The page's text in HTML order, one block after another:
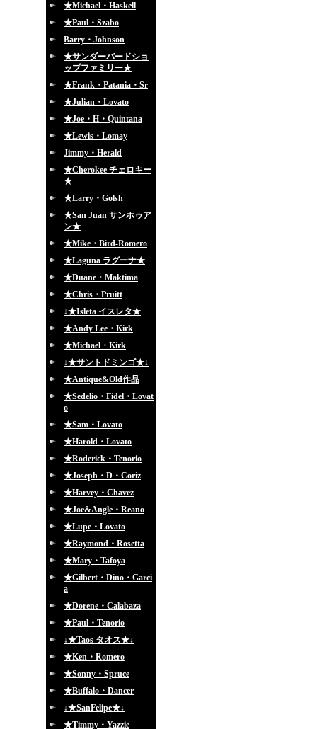
★Michael・Haskell
★Paul・Szabo
Barry・Johnson
★サンダーバードショ
ップファミリー★
★Frank・Patania・Sr
★Julian・Lovato
★Joe・H・Quintana
★Lewis・Lomay
Jimmy・Herald
★Cherokee チェロキー
★
★Larry・Golsh
★San Juan サンホゥア
ン★
★Mike・Bird-Romero
★Laguna ラグーナ★
★Duane・Maktima
★Chris・Pruitt
↓★Isleta イスレタ★
★Andy Lee・Kirk
★Michael・Kirk
↓★サントドミンゴ★↓
★Antique&Old作品
★Sedelio・Fidel・Lovat
o
★Sam・Lovato
★Harold・Lovato
★Roderick・Tenorio
★Joseph・D・Coriz
★Harvey・Chavez
★Joe&Angle・Reano
★Lupe・Lovato
★Raymond・Rosetta
★Mary・Tafoya
★Gilbert・Dino・Garci
a
★Dorene・Calabaza
★Paul・Tenorio
↓★Taos タオス★↓
★Ken・Romero
★Sonny・Spruce
★Buffalo・Dancer
↓★SanFelipe★↓
★Timmy・Yazzie